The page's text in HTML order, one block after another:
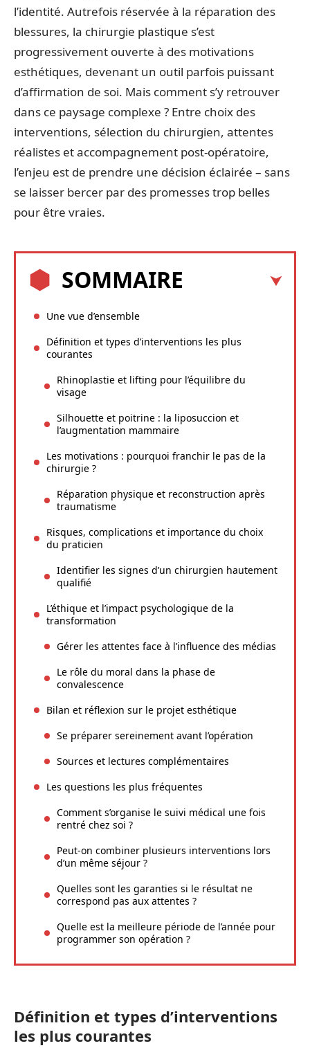
l’identité. Autrefois réservée à la réparation des
blessures, la chirurgie plastique s’est
progressivement ouverte à des motivations
esthétiques, devenant un outil parfois puissant
d’affirmation de soi. Mais comment s’y retrouver
dans ce paysage complexe ? Entre choix des
interventions, sélection du chirurgien, attentes
réalistes et accompagnement post-opératoire,
l’enjeu est de prendre une décision éclairée – sans
se laisser bercer par des promesses trop belles
pour être vraies.
SOMMAIRE
Une vue d’ensemble
Définition et types d’interventions les plus
courantes
Rhinoplastie et lifting pour l’équilibre du
visage
Silhouette et poitrine : la liposuccion et
l’augmentation mammaire
Les motivations : pourquoi franchir le pas de la
chirurgie ?
Réparation physique et reconstruction après
traumatisme
Risques, complications et importance du choix
du praticien
Identifier les signes d’un chirurgien hautement
qualifié
L’éthique et l’impact psychologique de la
transformation
Gérer les attentes face à l’influence des médias
Le rôle du moral dans la phase de
convalescence
Bilan et réflexion sur le projet esthétique
Se préparer sereinement avant l’opération
Sources et lectures complémentaires
Les questions les plus fréquentes
Comment s’organise le suivi médical une fois
rentré chez soi ?
Peut-on combiner plusieurs interventions lors
d’un même séjour ?
Quelles sont les garanties si le résultat ne
correspond pas aux attentes ?
Quelle est la meilleure période de l’année pour
programmer son opération ?
Définition et types d’interventions
les plus courantes